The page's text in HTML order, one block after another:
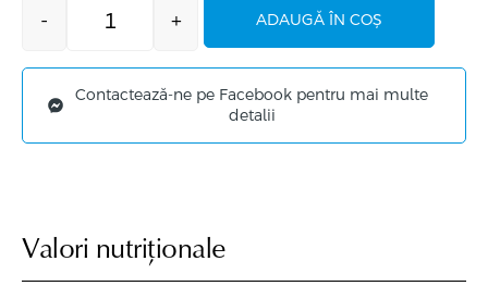
- + ADAUGĂ ÎN COȘ
Contactează-ne pe Facebook pentru mai multe
detalii
Valori nutriționale